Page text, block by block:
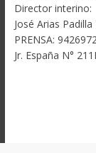
Director interino:
José Arias
PRENSA:
Jr. España N°